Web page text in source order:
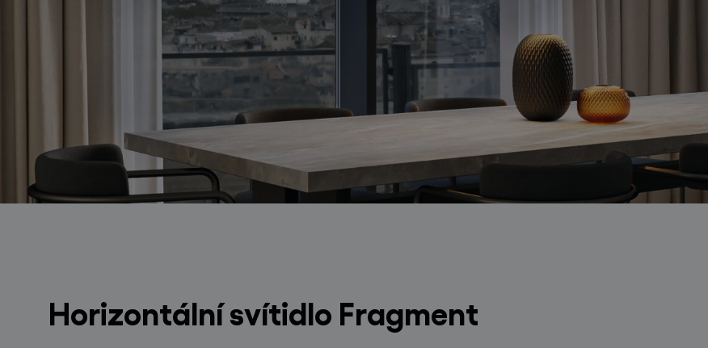
světelné konstelace
projekty
Horizontální svítidlo Fragment